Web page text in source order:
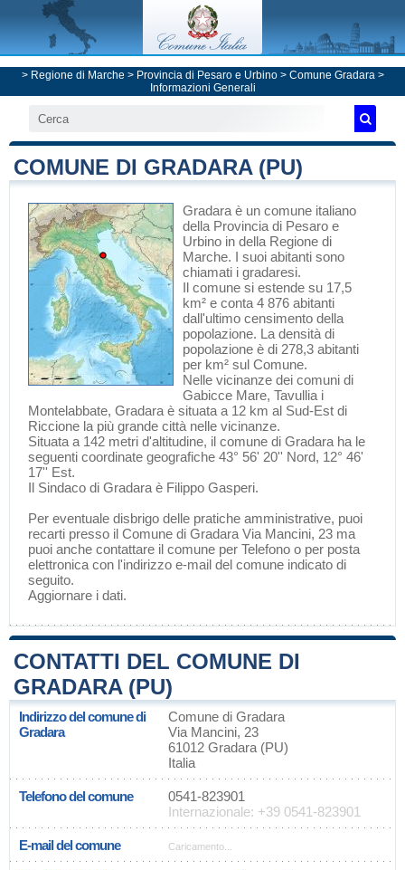
> Regione di Marche > Provincia di Pesaro e Urbino> Comune Gradara>
Informazioni Generali
COMUNE DI GRADARA (PU)
Gradara è un comune italiano
della Provincia di Pesaro e
Urbino in della Regione di
Marche. I suoi abitanti sono
chiamati i gradaresi.
Il comune si estende su 17,5
km² e conta 4 876 abitanti
dall'ultimo censimento della
popolazione. La densità di
popolazione è di 278,3 abitanti
per km² sul Comune.
Nelle vicinanze dei comuni di
Gabicce Mare, Tavullia i
Montelabbate, Gradara è situata a 12 km al Sud-Est di
Riccione la più grande città nelle vicinanze.
Situata a 142 metri d'altitudine, il comune di Gradara ha le
seguenti coordinate geografiche 43° 56' 20'' Nord, 12° 46'
17'' Est.
Il Sindaco di Gradara è Filippo Gasperi.
Per eventuale disbrigo delle pratiche amministrative, puoi
recarti presso il Comune di Gradara Via Mancini, 23 ma
puoi anche contattare il comune per Telefono o per posta
elettronica con l'indirizzo e-mail del comune indicato di
seguito.
Aggiornare i dati.
CONTATTI DEL COMUNE DI
GRADARA (PU)
Indirizzo del comune di
Gradara
Comune di Gradara
Via Mancini, 23
61012 Gradara (PU)
Italia
Telefono del comune
0541-823901
Internazionale: +39 0541-823901
E-mail del comune Caricamento...